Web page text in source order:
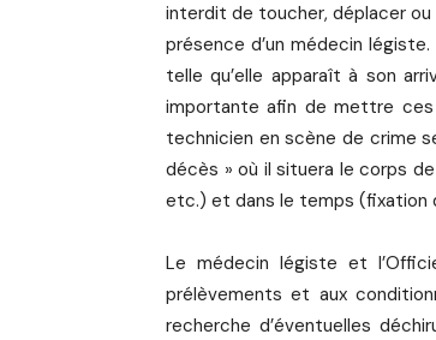
interdit de toucher, déplacer ou
présence d’un médecin
telle qu’elle apparaît à son
importante afin de mettre ces
technicien en scène de crime
décès » où il situera le corps
etc.) et dans le temps (fixation
Le médecin légiste et
prélèvements et aux
recherche d’éventuelles